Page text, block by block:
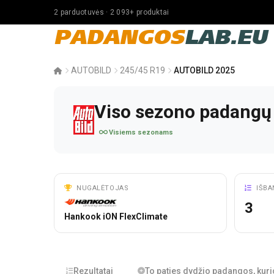
2 parduotuvės · 2 093+ produktai
PADANGOSLAB.EU
AUTOBILD 245/45 R19 AUTOBILD 2025
Viso sezono
Visiems sezonams
NUGALĖTOJAS
Hankook iON FlexClimate 3
Rezultatai To paties dydžio padangos,